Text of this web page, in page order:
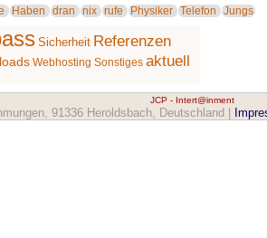
Haben dran nix rufe Physiker Telefon Jungs
Sicherheit Referenzen
Webhosting Sonstiges aktuell
JCP - Intert@inment
91336 Heroldsbach, Deutschland |